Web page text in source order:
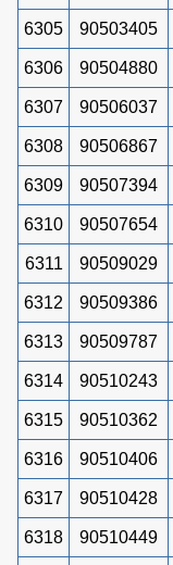
6305 90503405
6306 90504880
6307 90506037
6308 90506867
6309 90507394
6310 90507654
6311 90509029
6312 90509386
6313 90509787
6314 90510243
6315 90510362
6316 90510406
6317 90510428
6318 90510449